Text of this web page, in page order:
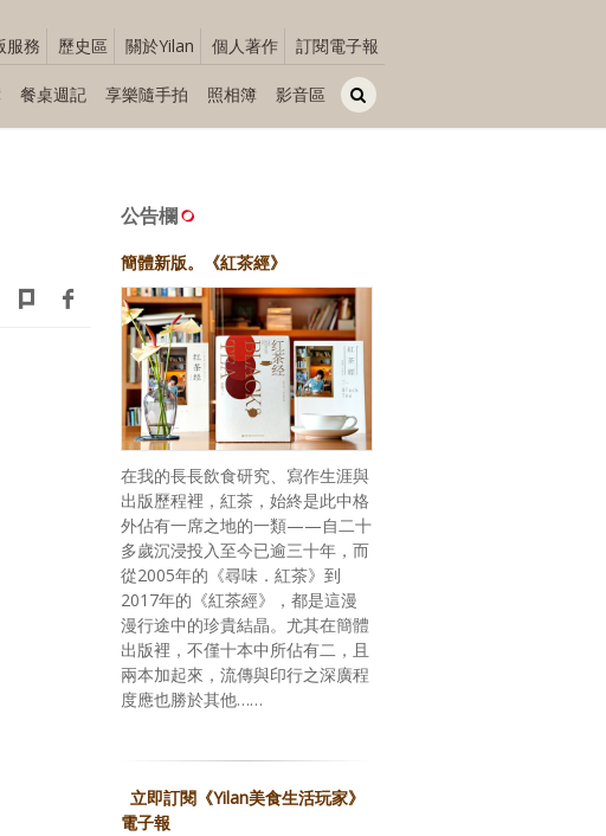
服務 歷史區 關於Yilan 個人著作 訂閱電子報
餐桌週記 享樂隨手拍 照相簿 影音區
公告欄
簡體新版。《紅茶經》
在我的長長飲食研究、寫作生涯與
出版歷程裡，紅茶，始終是此中格
外佔有一席之地的一類——自二十
多歲沉浸投入至今已逾三十年，而
從2005年的《尋味．紅茶》到
2017年的《紅茶經》，都是這漫
漫行途中的珍貴結晶。尤其在簡體
出版裡，不僅十本中所佔有二，且
兩本加起來，流傳與印行之深廣程
度應也勝於其他……
立即訂閱《Yilan美食生活玩家》
電子報